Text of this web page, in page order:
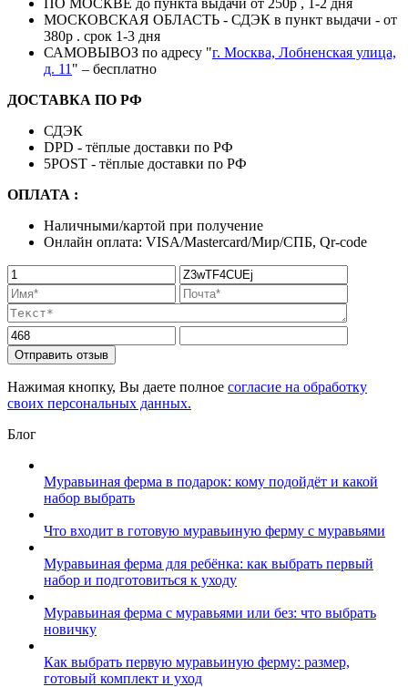
ПО МОСКВЕ до пункта выдачи от 250р , 1-2 дня
МОСКОВСКАЯ ОБЛАСТЬ - СДЭК в пункт выдачи - от
380р . срок 1-3 дня
САМОВЫВОЗ по адресу "г. Москва, Лобненская улица,
д. 11 " – бесплатно
ДОСТАВКА ПО РФ
СДЭК
DPD - тёплые доставки по РФ
5POST - тёплые доставки по РФ
ОПЛАТА :
Наличными/картой при получение
Онлайн оплата: VISA/Mastercard/Мир/СПБ, Qr-code
Отправить отзыв
Нажимая кнопку, Вы даете полное согласие на обработку
своих персональных данных.
Блог
Муравьиная ферма в подарок: кому подойдёт и какой
набор выбрать
Что входит в готовую муравьиную ферму с муравьями
Муравьиная ферма для ребёнка: как выбрать первый
набор и подготовиться к уходу
Муравьиная ферма с муравьями или без: что выбрать
новичку
Как выбрать первую муравьиную ферму: размер,
готовый комплект и уход